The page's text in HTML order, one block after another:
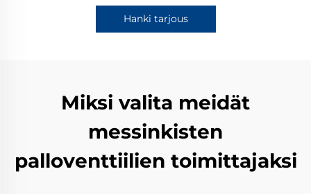
Hanki tarjous
Miksi valita meidät
messinkisten
palloventtiilien toimittajaksi